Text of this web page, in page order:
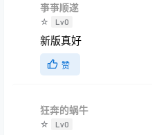
亊亊顺遂
☆ Lv0
新版真好
赞
狂奔的蜗牛
☆ Lv0